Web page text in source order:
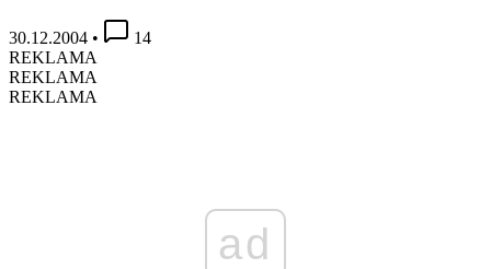
30.12.2004 •
14
REKLAMA
REKLAMA
REKLAMA
ad